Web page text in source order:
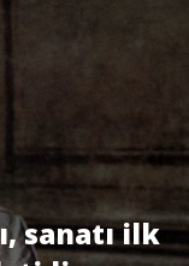
sanatı ilk